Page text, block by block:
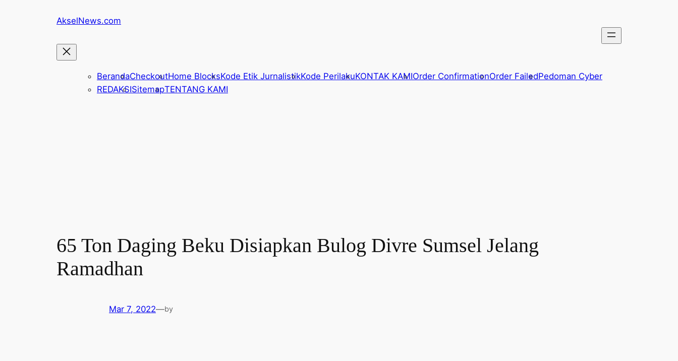
AkselNews.com
BerandaCheckoutHome BlocksKode Etik JurnalistikKode PerilakuKONTAK KAMIOrder ConfirmationOrder FailedPedoman Cyber
REDAKSISitemapTENTANG KAMI
65 Ton Daging Beku Disiapkan Bulog Divre Sumsel Jelang
Ramadhan
Mar 7, 2022—by